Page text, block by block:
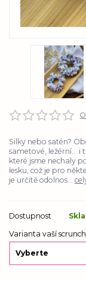
Silky nebo satén?
sametové, ležérní... i
které jsme nechaly
lesku, což je pro
je určitě odolnos...
Dostupnost
Varianta vaší